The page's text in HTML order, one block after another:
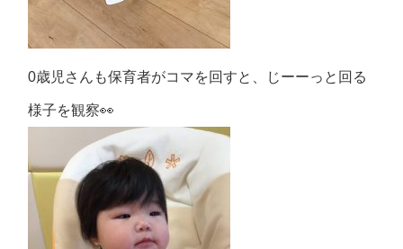
0歳児さんも保育者がコマを回すと、じーーっと回る
様子を観察👀